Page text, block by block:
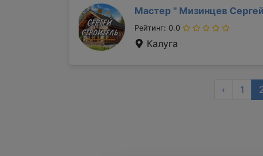
Мастер " Мизинцев Сергей
Рейтинг: 0.0
Калуга
‹ 1